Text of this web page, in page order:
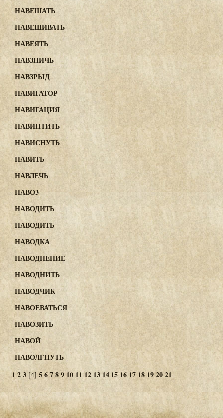
НАВЕШАТЬ
НАВЕШИВАТЬ
НАВЕЯТЬ
НАВЗНИЧЬ
НАВЗРЫД
НАВИГАТОР
НАВИГАЦИЯ
НАВИНТИТЬ
НАВИСНУТЬ
НАВИТЬ
НАВЛЕЧЬ
НАВО3
НАВОДИТЬ
НАВОДИТЬ
НАВОДКА
НАВОДНЕНИЕ
НАВОДНИТЬ
НАВОДЧИК
НАВОЕВАТЬСЯ
НАВОЗИТЬ
НАВОЙ
НАВОЛГНУТЬ
123 [4] 56789 10 1112 1314 1516 17 18192021